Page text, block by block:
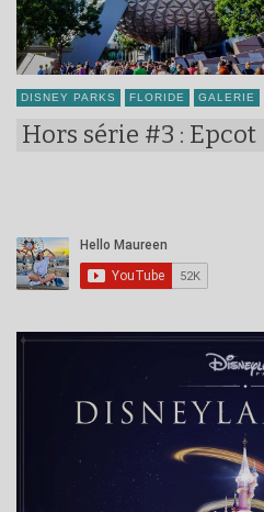
DISNEY PARKS FLORIDE GALERIE
Hors série #3 : Epcot